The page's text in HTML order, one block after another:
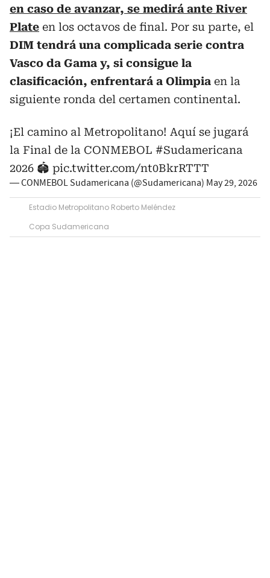
en caso de avanzar, se medirá ante River
Plate en los octavos de final. Por su parte, el
DIM tendrá una complicada serie contra
Vasco da Gama y, si consigue la
clasificación, enfrentará a Olimpia en la
siguiente ronda del certamen continental.
¡El camino al Metropolitano! Aquí se jugará
la Final de la CONMEBOL #Sudamericana
2026 🏟️ pic.twitter.com/nt0BkrRTTT
— CONMEBOL Sudamericana (@Sudamericana) May 29, 2026
Estadio Metropolitano Roberto Meléndez
Copa Sudamericana